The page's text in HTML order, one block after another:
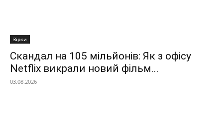
Зірки
Скандал на 105 мільйонів: Як з офісу
Netflix викрали новий фільм...
03.08.2026